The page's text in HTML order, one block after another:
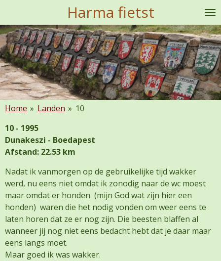
naar
de
hoofdinhoud
Harma fietst
Home » Landen » 10
10 - 1995
Dunakeszi - Boedapest
Afstand: 22.53 km
Nadat ik vanmorgen op de gebruikelijke tijd wakker
werd, nu eens niet omdat ik zonodig naar de wc moest
maar omdat er honden (mijn God wat zijn hier een
honden) waren die het nodig vonden om weer eens te
laten horen dat ze er nog zijn. Die beesten blaffen al
wanneer jij nog niet eens bedacht hebt dat je daar maar
eens langs moet.
Maar goed ik was wakker.